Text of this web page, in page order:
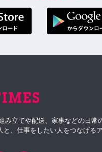
み立てや配送、家事などの日常
、仕事をしたい人をつなげるア